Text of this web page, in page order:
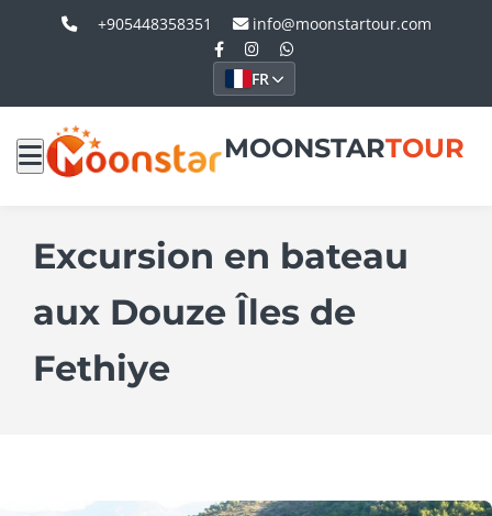
+905448358351 info@moonstartour.com
FR
MOONSTARTOUR
Excursion en bateau
aux Douze Îles de
Fethiye